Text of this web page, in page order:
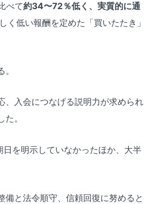
べて約34〜72％低く、実質的に通
く低い報酬を定めた「買いたたき」
。
、入会につなげる説明力が求められ
。
を明示していなかったほか、大半
と法令順守、信頼回復に努めると